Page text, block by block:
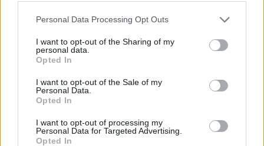
Personal Data Processing Opt Outs
I want to opt-out of the Sharing of my
personal data.
Opted In
I want to opt-out of the Sale of my
Personal Data.
Opted In
I want to opt-out of processing my
Personal Data for Targeted Advertising.
Opted In
Presley, μαζί με τους εξαιρετικούς συνεργάτες του
Nital Herskovits (πιάνο), Πέτρο Κλαμπάνη
(κοντραμπάσο) και Jonathan Blake (ντραμς).